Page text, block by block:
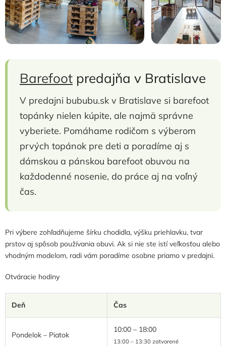
Barefoot predajňa v Bratislave
V predajni bububu.sk v Bratislave si barefoot
topánky nielen kúpite, ale najmä správne
vyberiete. Pomáhame rodičom s výberom
prvých topánok pre deti a poradíme aj s
dámskou a pánskou barefoot obuvou na
každodenné nosenie, do práce aj na voľný
čas.
Pri výbere zohľadňujeme šírku chodidla, výšku priehlavku, tvar
prstov aj spôsob používania obuvi. Ak si nie ste istí veľkosťou alebo
vhodným modelom, radi vám poradíme osobne priamo v predajni.
Otváracie hodiny
Deň Čas
Pondelok – Piatok
10:00 – 18:00
13:00 – 13:30 zatvorené